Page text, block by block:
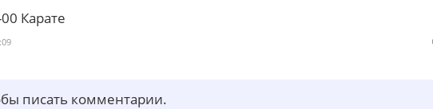
Карате
писать комментарии.